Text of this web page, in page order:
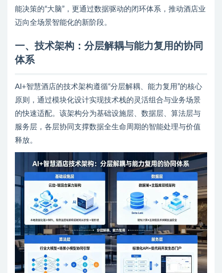
能决策的“大脑”，更通过数据驱动的闭环体系，推动酒店业
迈向全场景智能化的新阶段。
一、 技术架构：分层解耦与能力复用的协同
体系
AI+智慧酒店的技术架构遵循“分层解耦、能力复用”的核心
原则，通过模块化设计实现技术栈的灵活组合与业务场景
的快速适配。该架构分为基础设施层、数据层、算法层与
服务层，各层协同支撑数据全生命周期的智能处理与价值
释放。